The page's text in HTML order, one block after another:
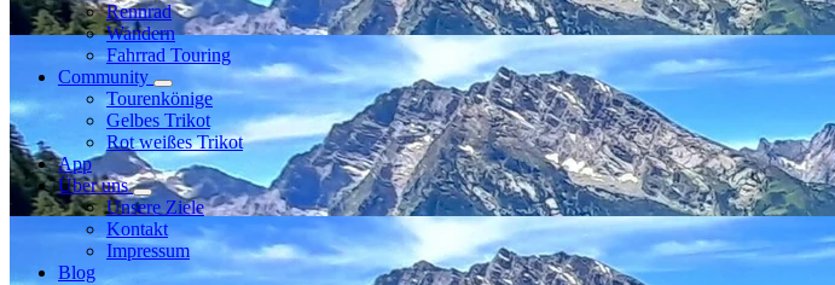
Rennrad
Wandern
Fahrrad Touring
Community
Tourenkönige
Gelbes Trikot
Rot weißes Trikot
App
Über uns
Unsere Ziele
Kontakt
Impressum
Blog